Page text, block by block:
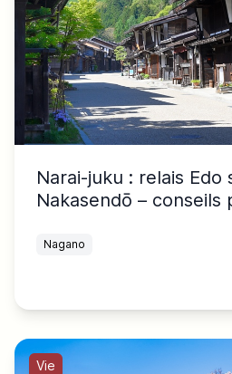
Narai-juku : relais Edo
Nakasendō – conseils
Nagano
Vie